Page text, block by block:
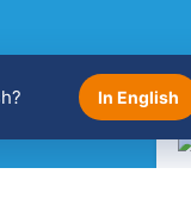
In English